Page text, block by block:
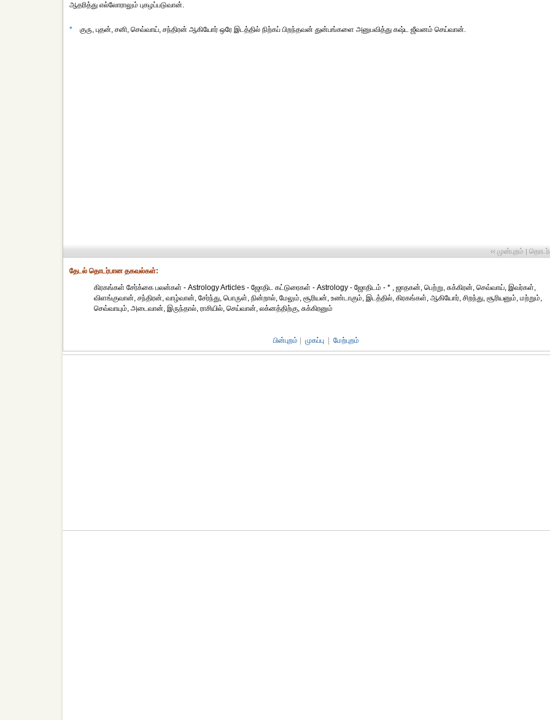
ஆதரித்து எல்லோராலும் புகழப்படுவான்.
* குரு, புதன், சனி, செவ்வாய், சந்திரன் ஆகியோர் ஒரே இடத்தில் நிற்கப் பிறந்தவன் துன்பங்களை அனுபவித்து கஷ்ட ஜீவனம் செய்வான்.
‹‹ முன்புறம் |
தேட‌ல் தொட‌ர்பான தகவ‌ல்க‌ள்:
கிரகங்கள் சேர்க்கை பலன்கள் - Astrology Articles - ஜோதிட கட்டுரைகள் - Astrology - ஜோதிடம் - * , ஜாதகன், பெற்று, சுக்கிரன், செவ்வாய், இவர்கள்,
விளங்குவான், சந்திரன், வாழ்வான், சேர்ந்து, பொருள், நின்றால், மேலும், சூரியன், உண்டாகும், இடத்தில், கிரகங்கள், ஆகியோர், சிறந்து, சூரியனும், மற்றும்,
செவ்வாயும், அடைவான், இருந்தால், ராசியில், செய்வான், லக்னத்திற்கு, சுக்கிரனும்
பின்புறம் முகப்பு மேற்புறம்